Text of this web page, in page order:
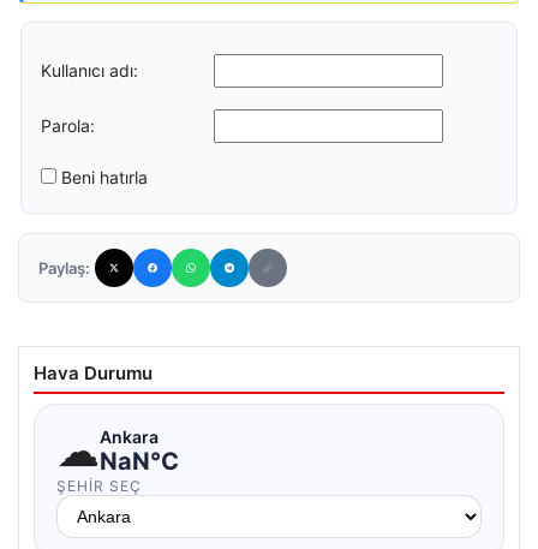
Kullanıcı adı:
Parola:
Beni hatırla
Paylaş:
Hava Durumu
☁Ankara
NaN°C
ŞEHIR SEÇ